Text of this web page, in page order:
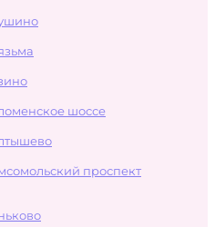
шоссе
проспект